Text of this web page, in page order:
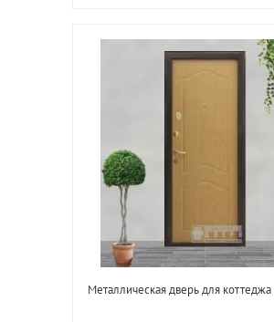
Металлическая дверь для